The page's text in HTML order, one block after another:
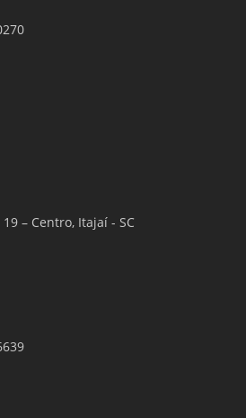
– Centro, Itajaí - SC